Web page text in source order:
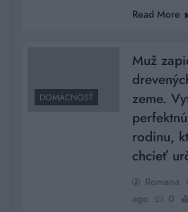
Read More
DOMÁCNOSŤ
Muž
zeme.
rodinu,
chcieť
Romana
ago
0